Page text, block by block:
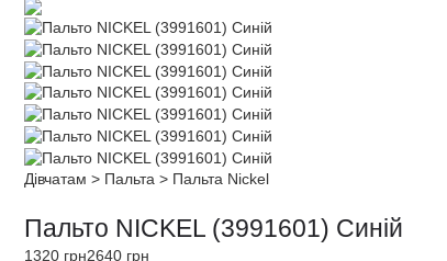
Дівчатам > Пальта > Пальта Nickel
Пальто NICKEL (3991601) Синій
1320 грн2640 грн